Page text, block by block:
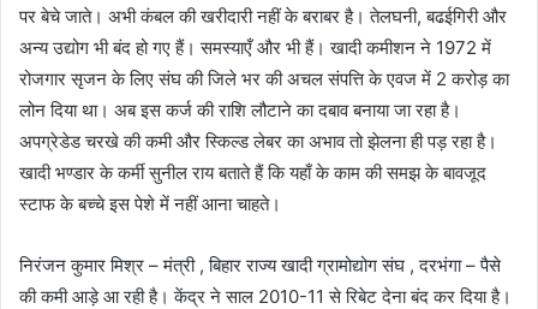
पर बेचे जाते। अभी कंबल की खरीदारी नहीं के बराबर है। तेलघनी, बढईगिरी और
अन्य उद्योग भी बंद हो गए हैं। समस्याएँ और भी हैं। खादी कमीशन ने 1972 में
रोजगार सृजन के लिए संघ की जिले भर की अचल संपत्ति के एवज में 2 करोड़ का
लोन दिया था। अब इस कर्ज की राशि लौटाने का दबाव बनाया जा रहा है।
अपग्रेडेड चरखे की कमी और स्किल्ड लेबर का अभाव तो झेलना ही पड़ रहा है।
खादी भण्डार के कर्मी सुनील राय बताते हैं कि यहाँ के काम की समझ के बावजूद
स्टाफ के बच्चे इस पेशे में नहीं आना चाहते।
निरंजन कुमार मिश्र – मंत्री , बिहार राज्य खादी ग्रामोद्योग संघ , दरभंगा – पैसे
की कमी आड़े आ रही है। केंद्र ने साल 2010-11 से रिबेट देना बंद कर दिया है।